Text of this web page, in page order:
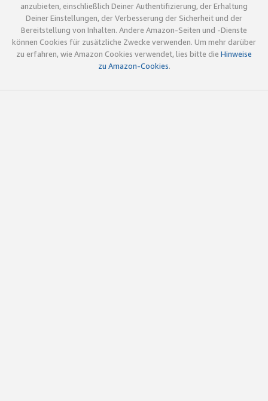
anzubieten, einschließlich Deiner Authentifizierung, der Erhaltung
Deiner Einstellungen, der Verbesserung der Sicherheit und der
Bereitstellung von Inhalten. Andere Amazon-Seiten und -Dienste
können Cookies für zusätzliche Zwecke verwenden. Um mehr darüber
zu erfahren, wie Amazon Cookies verwendet, lies bitte die Hinweise
zu Amazon-Cookies.